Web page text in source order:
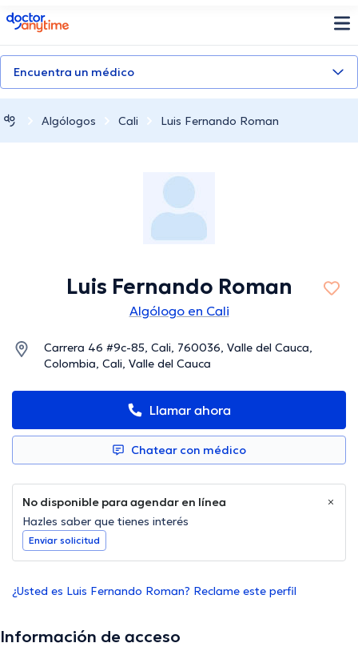
doctoranytime
Encuentra un médico
Algólogos Cali Luis Fernando Roman
Luis Fernando Roman
Algólogo en Cali
Carrera 46 #9c-85, Cali, 760036, Valle del Cauca,
Colombia, Cali, Valle del Cauca
Llamar ahora
Chatear con médico
No disponible para agendar en línea
Hazles saber que tienes interés
Enviar solicitud
¿Usted es Luis Fernando Roman? Reclame este perfil
Información de acceso